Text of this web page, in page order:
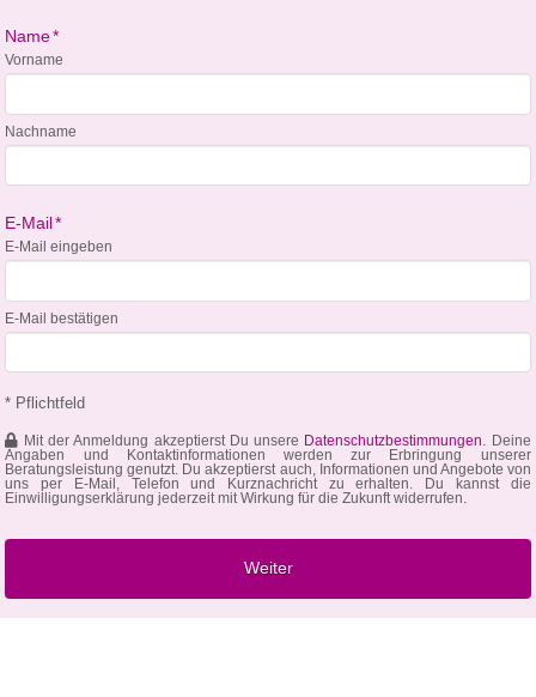
Name*
Vorname
Nachname
E-Mail*
E-Mail eingeben
E-Mail bestätigen
* Pflichtfeld
Mit der Anmeldung akzeptierst Du unsere Datenschutzbestimmungen. Deine
Angaben und Kontaktinformationen werden zur Erbringung unserer
Beratungsleistung genutzt. Du akzeptierst auch, Informationen und Angebote von
uns per E-Mail, Telefon und Kurznachricht zu erhalten. Du kannst die
Einwilligungserklärung jederzeit mit Wirkung für die Zukunft widerrufen.